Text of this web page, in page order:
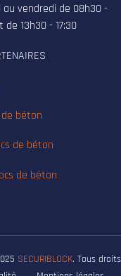
au vendredi de 08h30 -
de 13h30 - 17:30
béton
de béton
de béton
SECURIBLOCK. Tous